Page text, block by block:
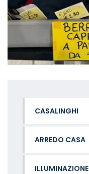
CASALINGHI
ARREDO CASA
ILLUMINAZIONE